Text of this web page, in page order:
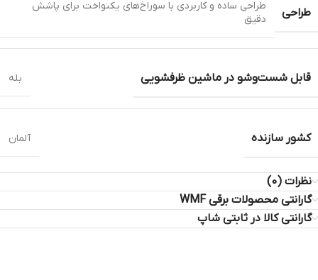
طراحی
طراحی ساده و کاربردی با سوراخ‌های یکنواخت برای پاشش
دقیق
قابل شست‌وشو در ماشین ظرفشویی بله
کشور سازنده آلمان
نظرات (0)
گارانتی محصولات برقی WMF
گارانتی کالا در ثابتی شاپ